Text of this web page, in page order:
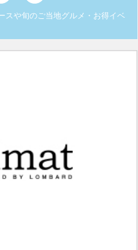
スや旬のご当地グルメ・お得イベ